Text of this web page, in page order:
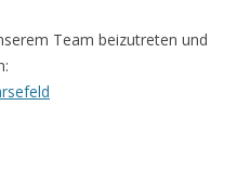
Team beizutreten und